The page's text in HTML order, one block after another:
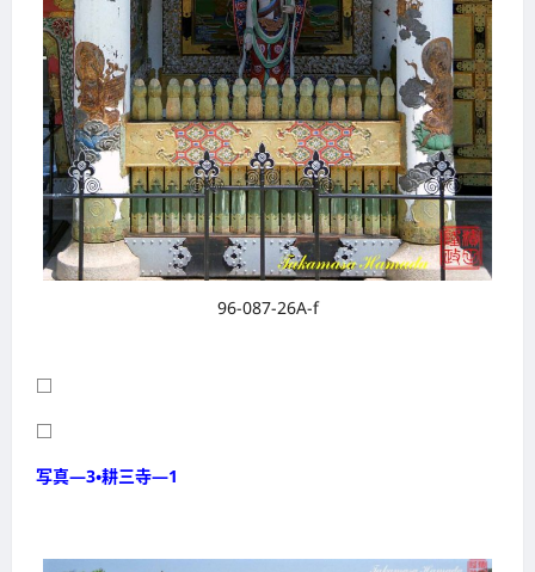
96-087-26A-f
□
□
写真―3・耕三寺―1